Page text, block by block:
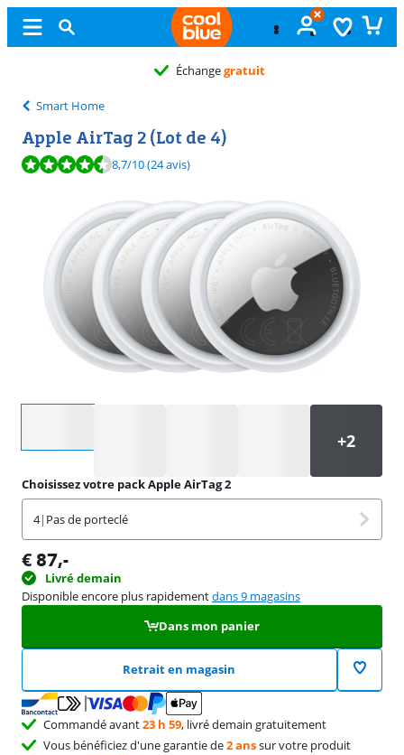
Échangegratuit
Smart Home
Apple AirTag 2 (Lot de 4)
La note est de 8,7 sur 10, basée sur 24 avis.
8,7/10(24 avis)
Choisissez votre pack Apple AirTag 2
4| Pas de porteclé
€ 87,-
Livré demain
Disponible encore plus rapidementdans 9 magasins
Dans mon panier
Retrait en magasin
Commandé avant23 h 59, livré demain gratuitement
Vous bénéficiez d'une garantie de2 anssur votre produit